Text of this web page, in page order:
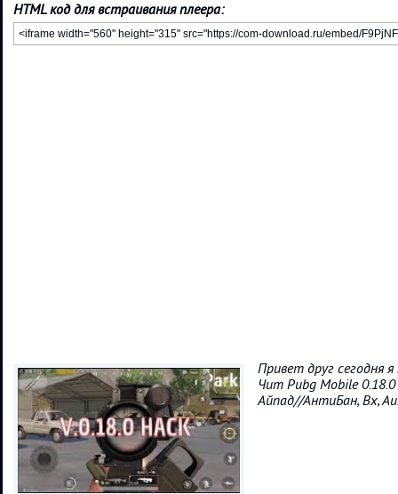
HTML код для встраивания плеера:
Привет друг сегодня
Чит Pubg Mobile
Айпад//АнтиБан, Вх,